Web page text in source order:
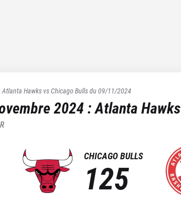
Atlanta Hawks vsChicago Bullsdu09/11/2024
2024 :Atlanta Hawks
CHICAGO BULLS
125